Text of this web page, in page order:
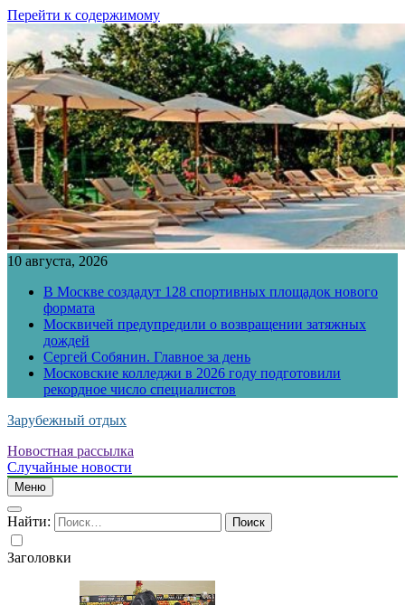
Перейти к содержимому
10 августа, 2026
В Москве создадут 128 спортивных площадок нового
формата
Москвичей предупредили о возвращении затяжных
дождей
Сергей Собянин. Главное за день
Московские колледжи в 2026 году подготовили
рекордное число специалистов
Зарубежный отдых
Новостная рассылка
Случайные новости
Меню
Найти:
Заголовки